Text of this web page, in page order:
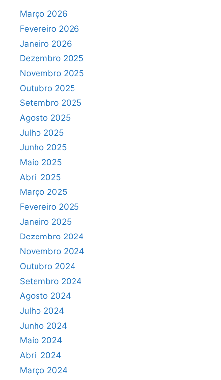
Março 2026
Fevereiro 2026
Janeiro 2026
Dezembro 2025
Novembro 2025
Outubro 2025
Setembro 2025
Agosto 2025
Julho 2025
Junho 2025
Maio 2025
Abril 2025
Março 2025
Fevereiro 2025
Janeiro 2025
Dezembro 2024
Novembro 2024
Outubro 2024
Setembro 2024
Agosto 2024
Julho 2024
Junho 2024
Maio 2024
Abril 2024
Março 2024